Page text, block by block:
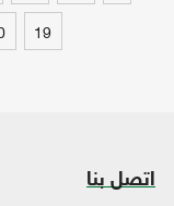
19
اتصل بنا